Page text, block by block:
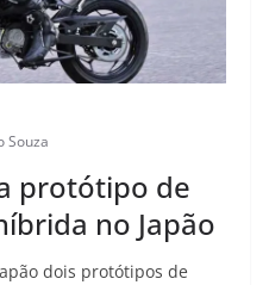
Souza
protótipo de
no Japão
dois protótipos de